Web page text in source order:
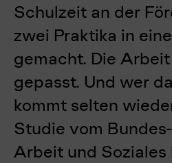
Schulzeit an der
zwei Praktika in
gemacht. Die
gepasst. Und wer
kommt selten
Studie vom
Arbeit und Soziales